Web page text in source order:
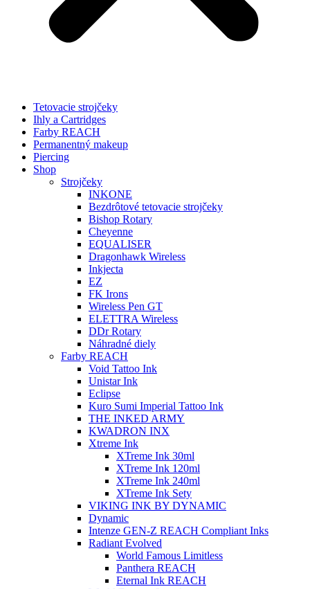
Tetovacie strojčeky
Ihly a Cartridges
Farby REACH
Permanentný makeup
Piercing
Shop
Strojčeky
INKONE
Bezdrôtové tetovacie strojčeky
Bishop Rotary
Cheyenne
EQUALISER
Dragonhawk Wireless
Inkjecta
EZ
FK Irons
Wireless Pen GT
ELETTRA Wireless
DDr Rotary
Náhradné diely
Farby REACH
Void Tattoo Ink
Unistar Ink
Eclipse
Kuro Sumi Imperial Tattoo Ink
THE INKED ARMY
KWADRON INX
Xtreme Ink
XTreme Ink 30ml
XTreme Ink 120ml
XTreme Ink 240ml
XTreme Ink Sety
VIKING INK BY DYNAMIC
Dynamic
Intenze GEN-Z REACH Compliant Inks
Radiant Evolved
World Famous Limitless
Panthera REACH
Eternal Ink REACH